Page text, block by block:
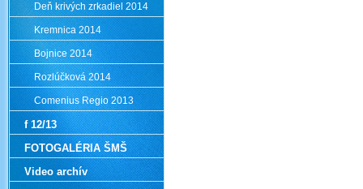
Deň krivých zrkadiel 2014
Kremnica 2014
Bojnice 2014
Rozlúčková 2014
Comenius Regio 2013
f 12/13
FOTOGALÉRIA ŠMŠ
Video archív